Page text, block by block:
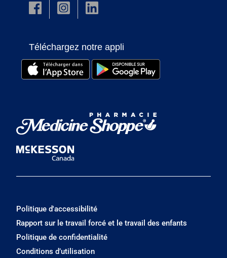
Téléchargez notre appli
Politique d'accessibilité
Rapport sur le travail forcé et le travail des enfants
Politique de confidentialité
Conditions d’utilisation